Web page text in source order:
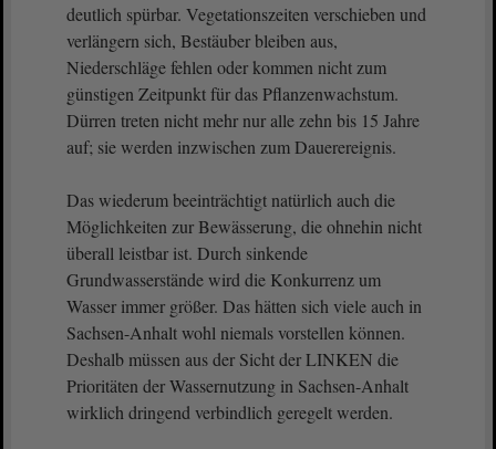
deutlich spürbar. Vegetationszeiten verschieben und
verlängern sich, Bestäuber bleiben aus,
Niederschläge fehlen oder kommen nicht zum
günstigen Zeitpunkt für das Pflanzenwachstum.
Dürren treten nicht mehr nur alle zehn bis 15 Jahre
auf; sie werden inzwischen zum Dauerereignis.
Das wiederum beeinträchtigt natürlich auch die
Möglichkeiten zur Bewässerung, die ohnehin nicht
überall leistbar ist. Durch sinkende
Grundwasserstände wird die Konkurrenz um
Wasser immer größer. Das hätten sich viele auch in
Sachsen-Anhalt wohl niemals vorstellen können.
Deshalb müssen aus der Sicht der LINKEN die
Prioritäten der Wassernutzung in Sachsen-Anhalt
wirklich dringend verbindlich geregelt werden.